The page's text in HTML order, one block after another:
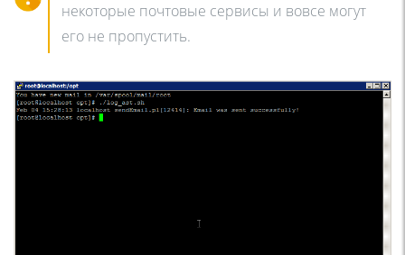
некоторые почтовые сервисы и вовсе могут
его не пропустить.